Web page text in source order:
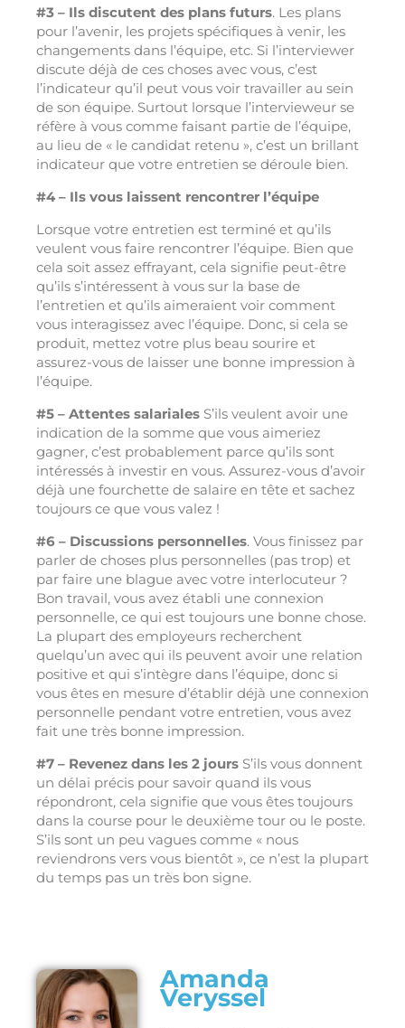
#3 – Ils discutent des plans futurs. Les plans
pour l’avenir, les projets spécifiques à venir, les
changements dans l’équipe, etc. Si l’interviewer
discute déjà de ces choses avec vous, c’est
l’indicateur qu’il peut vous voir travailler au sein
de son équipe. Surtout lorsque l’intervieweur se
réfère à vous comme faisant partie de l’équipe,
au lieu de « le candidat retenu », c’est un brillant
indicateur que votre entretien se déroule bien.
#4 – Ils vous laissent rencontrer l’équipe
Lorsque votre entretien est terminé et qu’ils
veulent vous faire rencontrer l’équipe. Bien que
cela soit assez effrayant, cela signifie peut-être
qu’ils s’intéressent à vous sur la base de
l’entretien et qu’ils aimeraient voir comment
vous interagissez avec l’équipe. Donc, si cela se
produit, mettez votre plus beau sourire et
assurez-vous de laisser une bonne impression à
l’équipe.
#5 – Attentes salariales S’ils veulent avoir une
indication de la somme que vous aimeriez
gagner, c’est probablement parce qu’ils sont
intéressés à investir en vous. Assurez-vous d’avoir
déjà une fourchette de salaire en tête et sachez
toujours ce que vous valez !
#6 – Discussions personnelles. Vous finissez par
parler de choses plus personnelles (pas trop) et
par faire une blague avec votre interlocuteur ?
Bon travail, vous avez établi une connexion
personnelle, ce qui est toujours une bonne chose.
La plupart des employeurs recherchent
quelqu’un avec qui ils peuvent avoir une relation
positive et qui s’intègre dans l’équipe, donc si
vous êtes en mesure d’établir déjà une connexion
personnelle pendant votre entretien, vous avez
fait une très bonne impression.
#7 – Revenez dans les 2 jours S’ils vous donnent
un délai précis pour savoir quand ils vous
répondront, cela signifie que vous êtes toujours
dans la course pour le deuxième tour ou le poste.
S’ils sont un peu vagues comme « nous
reviendrons vers vous bientôt », ce n’est la plupart
du temps pas un très bon signe.
Amanda
Veryssel